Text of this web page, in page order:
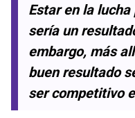
Estar en la
sería un
embargo, más
buen resultado
ser competitivo